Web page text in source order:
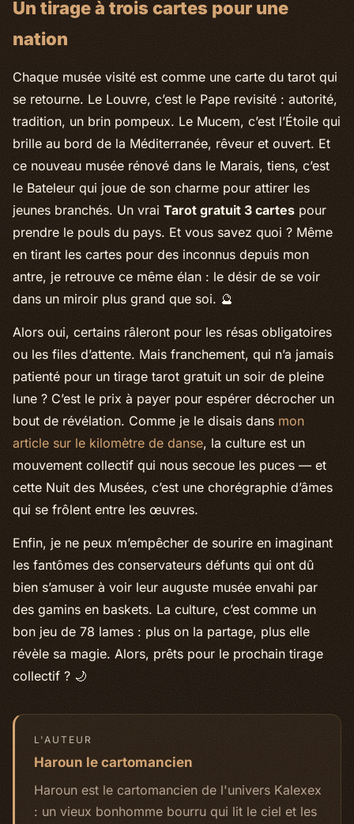
Un tirage à trois cartes pour une
nation
Chaque musée visité est comme une carte du tarot qui
se retourne. Le Louvre, c’est le Pape revisité : autorité,
tradition, un brin pompeux. Le Mucem, c’est l’Étoile qui
brille au bord de la Méditerranée, rêveur et ouvert. Et
ce nouveau musée rénové dans le Marais, tiens, c’est
le Bateleur qui joue de son charme pour attirer les
jeunes branchés. Un vrai Tarot gratuit 3 cartes pour
prendre le pouls du pays. Et vous savez quoi ? Même
en tirant les cartes pour des inconnus depuis mon
antre, je retrouve ce même élan : le désir de se voir
dans un miroir plus grand que soi. 🔮
Alors oui, certains râleront pour les résas obligatoires
ou les files d’attente. Mais franchement, qui n’a jamais
patienté pour un tirage tarot gratuit un soir de pleine
lune ? C’est le prix à payer pour espérer décrocher un
bout de révélation. Comme je le disais dans mon
article sur le kilomètre de danse, la culture est un
mouvement collectif qui nous secoue les puces — et
cette Nuit des Musées, c’est une chorégraphie d’âmes
qui se frôlent entre les œuvres.
Enfin, je ne peux m’empêcher de sourire en imaginant
les fantômes des conservateurs défunts qui ont dû
bien s’amuser à voir leur auguste musée envahi par
des gamins en baskets. La culture, c’est comme un
bon jeu de 78 lames : plus on la partage, plus elle
révèle sa magie. Alors, prêts pour le prochain tirage
collectif ? 🌙
L'AUTEUR
Haroun le cartomancien
Haroun est le cartomancien de l'univers Kalexex
: un vieux bonhomme bourru qui lit le ciel et les